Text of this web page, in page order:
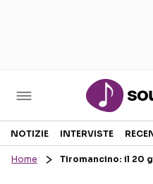
Sezioni
NOTIZIE INTERVISTE
Home Tiromancino: il 20